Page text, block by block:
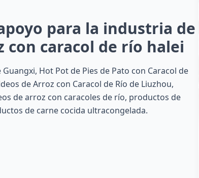
para la industria de
con caracol de río halei
Hot Pot de Pies de Pato con Caracol de
de Arroz con Caracol de Río de Liuzhou,
de arroz con caracoles de río, productos de
de carne cocida ultracongelada.